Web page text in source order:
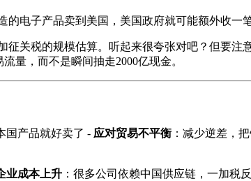
的电子产品卖到美国，美国政府就可能额外收
征关税的规模估算。听起来很夸张对吧？但要注
量，而不是瞬间抽走2000亿现金。
国产品就好卖了 - 应对贸易不平衡 ：减少逆差，
业成本上升 ：很多公司依赖中国供应链，一加税